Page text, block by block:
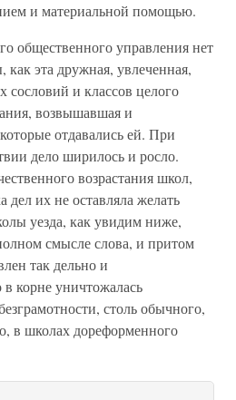
и материальной помощью.
общественного управления нет
как эта дружная, увлеченная,
сословий и классов целого
возвышавшая и
отдавались ей. При
дело ширилось и росло.
возрастания школ,
дел их не оставляла желать
уезда, как увидим ниже,
смысле слова, и притом
так дельно и
корне уничтожалась
столь обычного,
в школах дореформенного